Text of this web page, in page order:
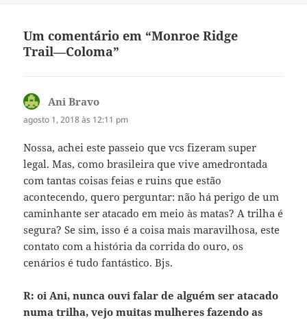
Um comentário em “Monroe Ridge
Trail––Coloma”
Ani Bravo
agosto 1, 2018 às 12:11 pm
Nossa, achei este passeio que vcs fizeram super
legal. Mas, como brasileira que vive amedrontada
com tantas coisas feias e ruins que estão
acontecendo, quero perguntar: não há perigo de um
caminhante ser atacado em meio às matas? A trilha é
segura? Se sim, isso é a coisa mais maravilhosa, este
contato com a história da corrida do ouro, os
cenários é tudo fantástico. Bjs.
R: oi Ani, nunca ouvi falar de alguém ser atacado
numa trilha, vejo muitas mulheres fazendo as